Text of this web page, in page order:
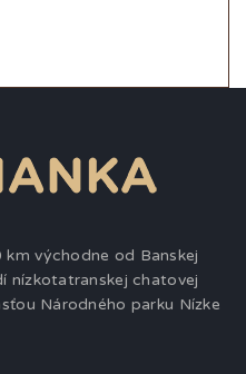
východne od Banskej
nízkotatranskej chatovej
Národného parku Nízke